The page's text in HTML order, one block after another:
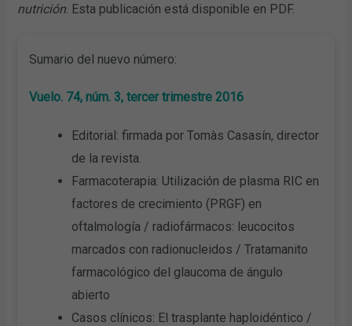
nutrición. Esta publicación está disponible en PDF.
Sumario del nuevo número:
Vuelo. 74, núm. 3, tercer trimestre 2016
Editorial: firmada por Tomàs Casasín, director
de la revista.
Farmacoterapia: Utilización de plasma RIC en
factores de crecimiento (PRGF) en
oftalmología / radiofármacos: leucocitos
marcados con radionucleidos / Tratamanito
farmacológico del glaucoma de ángulo
abierto
Casos clínicos: El trasplante haploidéntico /